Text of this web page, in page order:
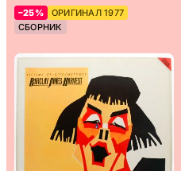
–25%
ОРИГИНАЛ 1977
СБОРНИК